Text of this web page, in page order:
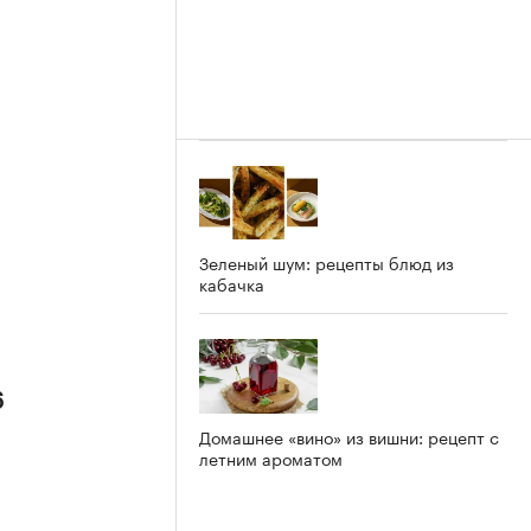
Зеленый шум: рецепты блюд из
кабачка
Домашнее «вино» из вишни: рецепт с
летним ароматом